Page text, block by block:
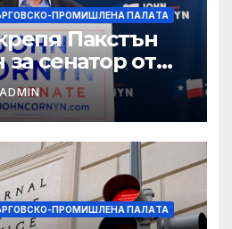
ПРОМИШЛЕНА ПАЛAТА
Пакстън
сенатор от
ПРОМИШЛЕНА ПАЛAТА